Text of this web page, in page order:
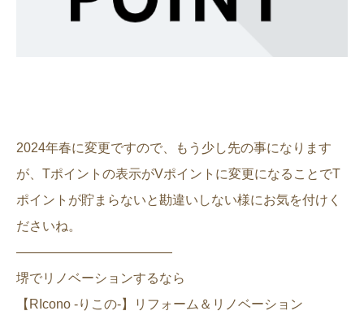
2024年春に変更ですので、もう少し先の事になります
が、Tポイントの表示がVポイントに変更になることでT
ポイントが貯まらないと勘違いしない様にお気を付けく
ださいね。
————————————
堺でリノベーションするなら
【RIcono -りこの-】リフォーム＆リノベーション